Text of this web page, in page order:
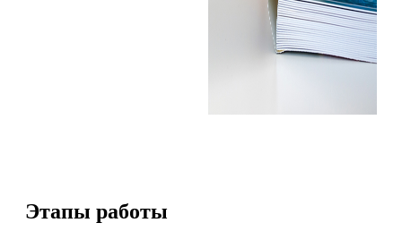
Этапы работы